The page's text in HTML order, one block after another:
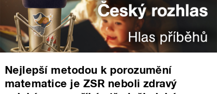
Nejlepší metodou k porozumění
matematice je ZSR neboli zdravý